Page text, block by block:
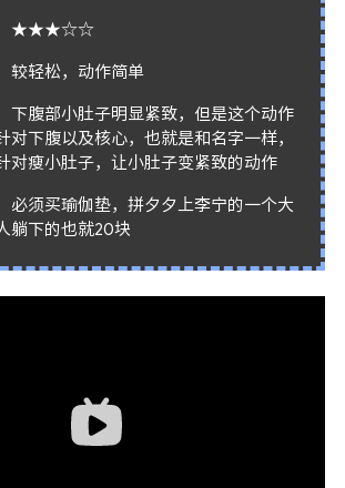
：★★★☆☆
较轻松，动作简单
下腹部小肚子明显紧致，但是这个动作
对下腹以及核心，也就是和名字一样，
对瘦小肚子，让小肚子变紧致的动作
必须买瑜伽垫，拼夕夕上李宁的一个大
躺下的也就20块